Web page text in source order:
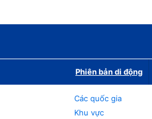
Phiên bản di động
Các quốc gia
Khu vực